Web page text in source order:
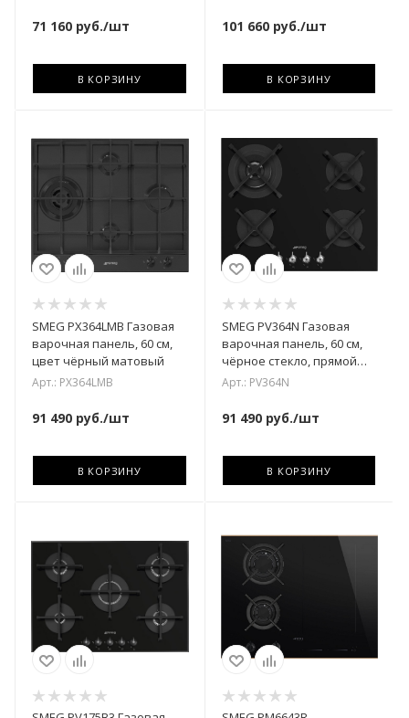
71 160 руб./шт
В КОРЗИНУ
101 660руб./шт
В КОРЗИНУ
SMEG PX364LMB Газовая
варочная панель, 60 см,
цвет чёрный матовый
Арт.: PX364LMB
91 490 руб./шт
В КОРЗИНУ
SMEG PV364N Газовая
варочная панель, 60 см,
чёрное стекло, прямой
край
Арт.: PV364N
91 490руб./шт
В КОРЗИНУ